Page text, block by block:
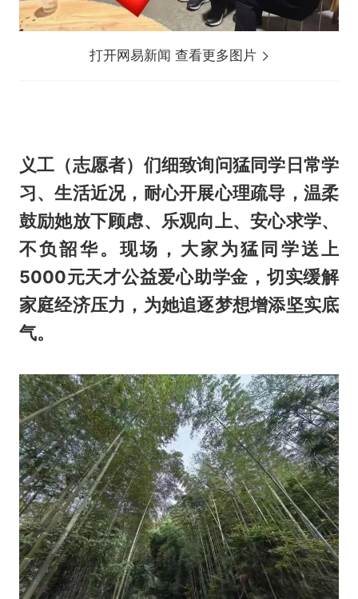
打开网易新闻 查看更多图片
义工（志愿者）们细致询问猛同学日常学
习、生活近况，耐心开展心理疏导，温柔
鼓励她放下顾虑、乐观向上、安心求学、
不负韶华。现场，大家为猛同学送上
5000元天才公益爱心助学金，切实缓解
家庭经济压力，为她追逐梦想增添坚实底
气。